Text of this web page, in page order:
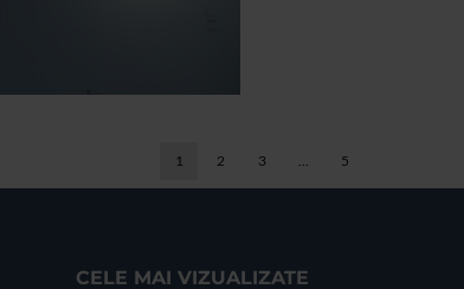
1 2 3 5
CELE MAI VIZUALIZATE